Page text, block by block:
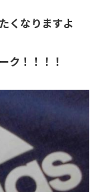
くなりますよ
ク！！！！